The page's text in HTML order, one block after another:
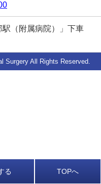
（附属病院）」下車
Surgery All Rights Reserved.
る TOPへ